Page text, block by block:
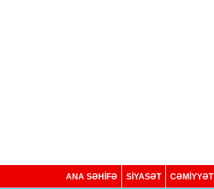
ANA SƏHİFƏ SİYASƏT CƏMİYYƏT